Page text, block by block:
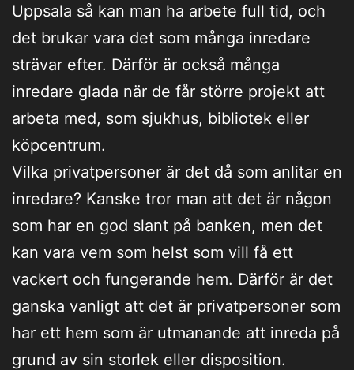
Uppsala så kan man ha arbete full tid, och
det brukar vara det som många inredare
strävar efter. Därför är också många
inredare glada när de får större projekt att
arbeta med, som sjukhus, bibliotek eller
köpcentrum.
Vilka privatpersoner är det då som anlitar en
inredare? Kanske tror man att det är någon
som har en god slant på banken, men det
kan vara vem som helst som vill få ett
vackert och fungerande hem. Därför är det
ganska vanligt att det är privatpersoner som
har ett hem som är utmanande att inreda på
grund av sin storlek eller disposition.